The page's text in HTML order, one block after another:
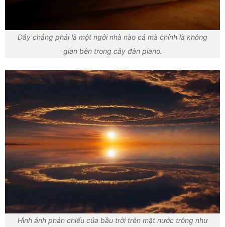
Đây chẳng phải là một ngôi nhà nào cả mà chính là không
gian bên trong cây đàn piano.
Hình ảnh phản chiếu của bầu trời trên mặt nước trông như